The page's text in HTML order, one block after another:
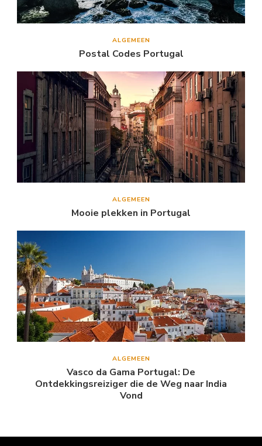
ALGEMEEN
Postal Codes Portugal
ALGEMEEN
Mooie plekken in Portugal
ALGEMEEN
Vasco da Gama Portugal: De
Ontdekkingsreiziger die de Weg naar India
Vond